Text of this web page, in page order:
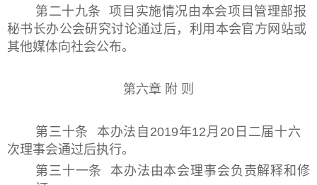
第二十九条 项目实施情况由本会项目管理部报
秘书长办公会研究讨论通过后，利用本会官方网站或
其他媒体向社会公布。
第六章 附 则
第三十条 本办法自2019年12月20日二届十六
次理事会通过后执行。
第三十一条 本办法由本会理事会负责解释和修